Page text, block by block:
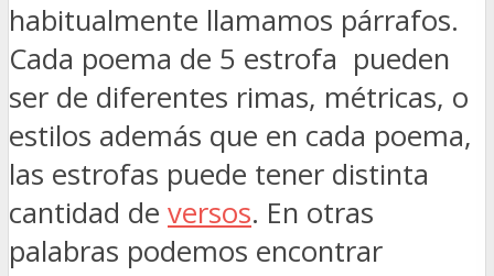
habitualmente llamamos párrafos.
Cada poema de 5 estrofa pueden
ser de diferentes rimas, métricas, o
estilos además que en cada poema,
las estrofas puede tener distinta
cantidad de versos. En otras
palabras podemos encontrar